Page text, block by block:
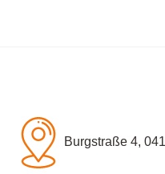
Burgstraße 4,